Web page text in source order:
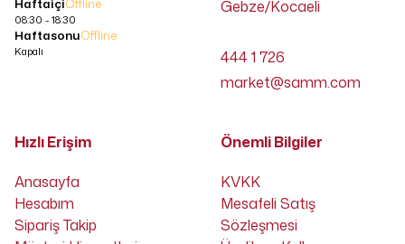
HaftaiçiOffline
08:30 - 18:30
HaftasonuOffline
Kapalı
Gebze/Kocaeli
444 1 726
market@samm.com
Hızlı Erişim
Anasayfa
Hesabım
Sipariş Takip
Önemli Bilgiler
KVKK
Mesafeli Satış
Sözleşmesi